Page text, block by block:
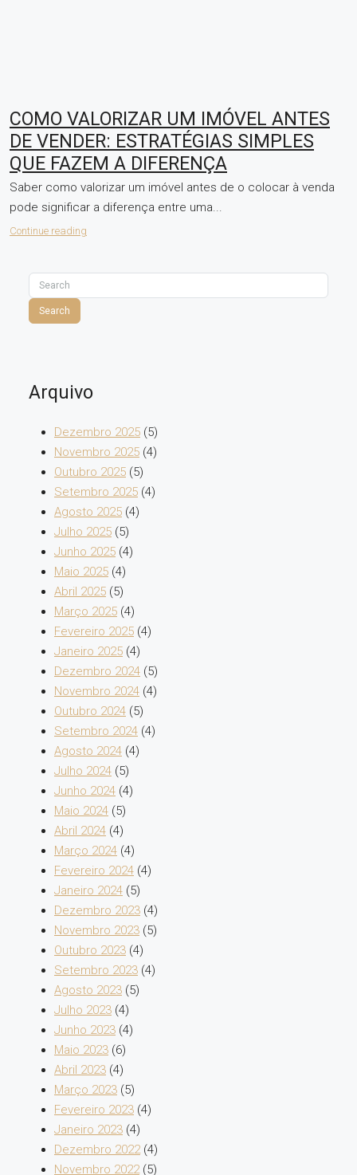
COMO VALORIZAR UM IMÓVEL ANTES
DE VENDER: ESTRATÉGIAS SIMPLES
QUE FAZEM A DIFERENÇA
Saber como valorizar um imóvel antes de o colocar à venda
pode significar a diferença entre uma...
Continue reading
Search
Arquivo
Dezembro 2025 (5)
Novembro 2025 (4)
Outubro 2025 (5)
Setembro 2025 (4)
Agosto 2025 (4)
Julho 2025 (5)
Junho 2025 (4)
Maio 2025 (4)
Abril 2025 (5)
Março 2025 (4)
Fevereiro 2025 (4)
Janeiro 2025 (4)
Dezembro 2024 (5)
Novembro 2024 (4)
Outubro 2024 (5)
Setembro 2024 (4)
Agosto 2024 (4)
Julho 2024 (5)
Junho 2024 (4)
Maio 2024 (5)
Abril 2024 (4)
Março 2024 (4)
Fevereiro 2024 (4)
Janeiro 2024 (5)
Dezembro 2023 (4)
Novembro 2023 (5)
Outubro 2023 (4)
Setembro 2023 (4)
Agosto 2023 (5)
Julho 2023 (4)
Junho 2023 (4)
Maio 2023 (6)
Abril 2023 (4)
Março 2023 (5)
Fevereiro 2023 (4)
Janeiro 2023 (4)
Dezembro 2022(4)
Novembro 2022(5)